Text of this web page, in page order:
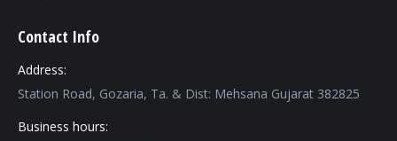
Contact Info
Address:
Station Road, Gozaria, Ta. & Dist: Mehsana Gujarat 382825
Business hours: